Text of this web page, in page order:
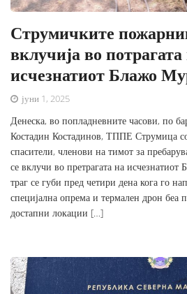
Струмичките
вклучија во потрагата
исчезнатиот Блажо
јуни 1, 2025
Денеска, во попладневните часови, по
Костадин Костадинов, ТППЕ Струмица
спасители, членови на тимот за
се вклучи во претрагата на
траг се губи пред четири дена кога го
специјална опрема и термален дрон беа
достапни локации […]